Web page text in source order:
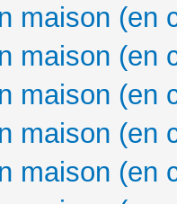
maison (en
maison (en
maison (en
maison (en
maison (en